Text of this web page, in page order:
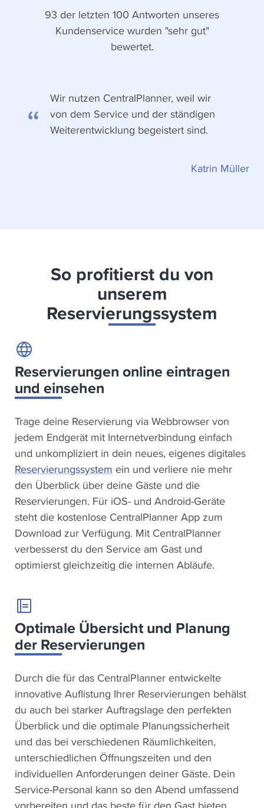
Wir nutzen CentralPlanner, weil wir
von dem Service und der ständigen
Weiterentwicklung begeistert sind.
Katrin Müller
93 der letzten 100 Antworten unseres
Kundenservice wurden "sehr gut"
bewertet.
So profitierst du von
unserem
Reservierungssystem
Reservierungen online eintragen
und einsehen
Trage deine Reservierung via Webbrowser von
jedem Endgerät mit Internetverbindung einfach
und unkompliziert in dein neues, eigenes digitales
Reservierungssystem ein und verliere nie mehr
den Überblick über deine Gäste und die
Reservierungen. Für iOS- und Android-Geräte
steht die kostenlose CentralPlanner App zum
Download zur Verfügung. Mit CentralPlanner
verbesserst du den Service am Gast und
optimierst gleichzeitig die internen Abläufe.
Optimale Übersicht und Planung
der Reservierungen
Durch die für das CentralPlanner entwickelte
innovative Auflistung Ihrer Reservierungen behälst
du auch bei starker Auftragslage den perfekten
Überblick und die optimale Planungssicherheit
und das bei verschiedenen Räumlichkeiten,
unterschiedlichen Öffnungszeiten und den
individuellen Anforderungen deiner Gäste. Dein
Service-Personal kann so den Abend umfassend
vorbereiten und das beste für den Gast bieten.